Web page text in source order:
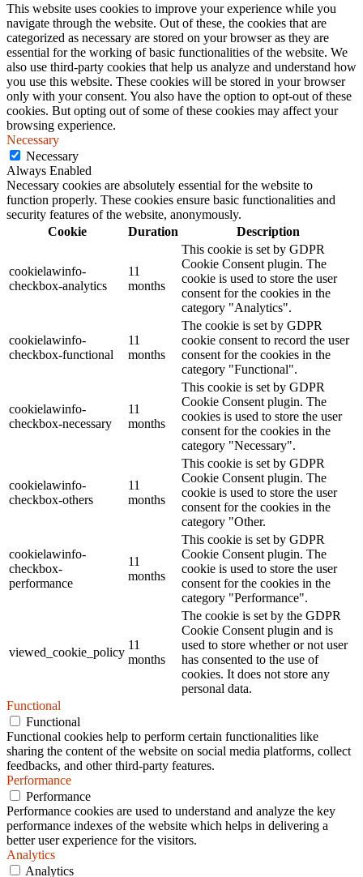
This website uses cookies to improve your experience while you
navigate through the website. Out of these, the cookies that are
categorized as necessary are stored on your browser as they are
essential for the working of basic functionalities of the website. We
also use third-party cookies that help us analyze and understand how
you use this website. These cookies will be stored in your browser
only with your consent. You also have the option to opt-out of these
cookies. But opting out of some of these cookies may affect your
browsing experience.
Necessary
Necessary
Always Enabled
Necessary cookies are absolutely essential for the website to
function properly. These cookies ensure basic functionalities and
security features of the website, anonymously.
Cookie
Duration Description
cookielawinfo-
checkbox-analytics
11
months
This cookie is set by GDPR
Cookie Consent plugin. The
cookie is used to store the user
consent for the cookies in the
category "Analytics".
cookielawinfo-
checkbox-functional
11
months
The cookie is set by GDPR
cookie consent to record the user
consent for the cookies in the
category "Functional".
cookielawinfo-
checkbox-necessary
11
months
This cookie is set by GDPR
Cookie Consent plugin. The
cookies is used to store the user
consent for the cookies in the
category "Necessary".
cookielawinfo-
checkbox-others
11
months
This cookie is set by GDPR
Cookie Consent plugin. The
cookie is used to store the user
consent for the cookies in the
category "Other.
cookielawinfo-
checkbox-
performance
11
months
This cookie is set by GDPR
Cookie Consent plugin. The
cookie is used to store the user
consent for the cookies in the
category "Performance".
viewed_cookie_policy
11
months
The cookie is set by the GDPR
Cookie Consent plugin and is
used to store whether or not user
has consented to the use of
cookies. It does not store any
personal data.
Functional
Functional
Functional cookies help to perform certain functionalities like
sharing the content of the website on social media platforms, collect
feedbacks, and other third-party features.
Performance
Performance
Performance cookies are used to understand and analyze the key
performance indexes of the website which helps in delivering a
better user experience for the visitors.
Analytics
Analytics